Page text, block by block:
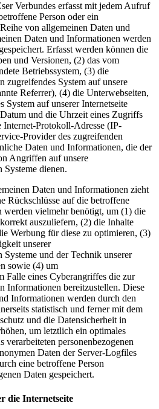
Verbundes erfasst mit jedem Aufruf
Person oder ein
von allgemeinen Daten und
Daten und Informationen werden
Erfasst werden können die
und Versionen, (2) das vom
Betriebssystem, (3) die
zugreifendes System auf unsere
Referrer), (4) die Unterwebseiten,
System auf unserer Internetseite
und die Uhrzeit eines Zugriffs
Internet-Protokoll-Adresse (IP-
Provider des zugreifenden
Daten und Informationen, die der
Angriffen auf unsere
Systeme dienen.
Daten und Informationen zieht
Rückschlüsse auf die betroffene
werden vielmehr benötigt, um (1) die
auszuliefern, (2) die Inhalte
Werbung für diese zu optimieren, (3)
unserer
und der Technik unserer
sowie (4) um
Falle eines Cyberangriffes die zur
Informationen bereitzustellen. Diese
Informationen werden durch den
statistisch und ferner mit dem
und die Datensicherheit in
um letztlich ein optimales
verarbeiteten personenbezogenen
Daten der Server-Logfiles
eine betroffene Person
Daten gespeichert.
die Internetseite